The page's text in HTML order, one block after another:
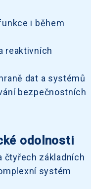
i během
reaktivních
dat a systémů
bezpečnostních
odolnosti
čtyřech základních
systém